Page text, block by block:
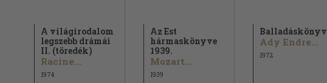
A világirodalom
legszebb drámái
II. (töredék)
Racine...
1974
Az Est
hármaskönyve
1939.
Mozart...
1939
Balladáskönyv
Ady Endre...
1972